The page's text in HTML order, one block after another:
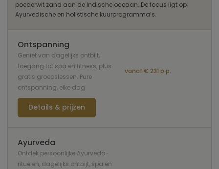
poederwit zand aan de Indische oceaan. De focus ligt op
Ayurvedische en holistische kuurprogramma’s.
Ontspanning
Geniet van dagelijks ontbijt,
toegang tot spa en fitness, plus
gratis groepslessen. Pure
ontspanning, elke dag
vanaf € 231 p.p.
Details & prijzen
Ayurveda
Ontdek persoonlijke Ayurveda-
rituelen, dagelijks ontbijt, spa en